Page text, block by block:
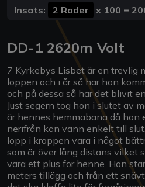
Insats: 2 Rader x 100 =
DD-1 2620m Volt
7 Kyrkebys Lisbet är en trevlig
loppen och i år så har hon
och på dessa så har det blivit
Just segern tog hon i slutet av
är hennes hemmabana då hon
nerifrån kön vann enkelt till
lopp i kroppen vara i något
som är över lång distans vilket
vara ett plus för henne. Hon
meters tillägg och från ett